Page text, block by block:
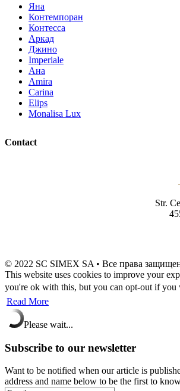
Яна
Контемпоран
Контесса
Аркад
Джино
Imperiale
Ана
Amira
Carina
Elips
Monalisa Lux
Contact
Str.
© 2022 SC SIMEX SA • Все права
This website uses cookies to improve your
you're ok with this, but you can opt-out if you
Read More
Please wait...
Subscribe to our newsletter
Want to be notified when our article is
address and name below to be the first to